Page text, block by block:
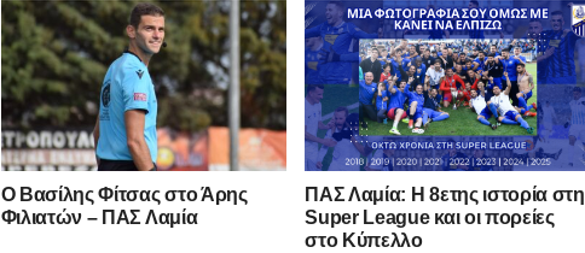
Ο Βασίλης Φίτσας στο Άρης
Φιλιατών – ΠΑΣ Λαμία
ΠΑΣ Λαμία: Η 8ετης ιστορία στη
Super League και οι πορείες
στο Κύπελλο